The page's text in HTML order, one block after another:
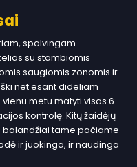
spalvingam
su stambiomis
saugiomis zonomis ir
net esant dideliam
metu matyti visas 6
kontrolę. Kitų žaidėjų
tame pačiame
ir juokinga, ir naudinga